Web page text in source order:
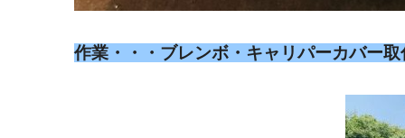
作業・・・ブレンボ・キャリパーカバー取